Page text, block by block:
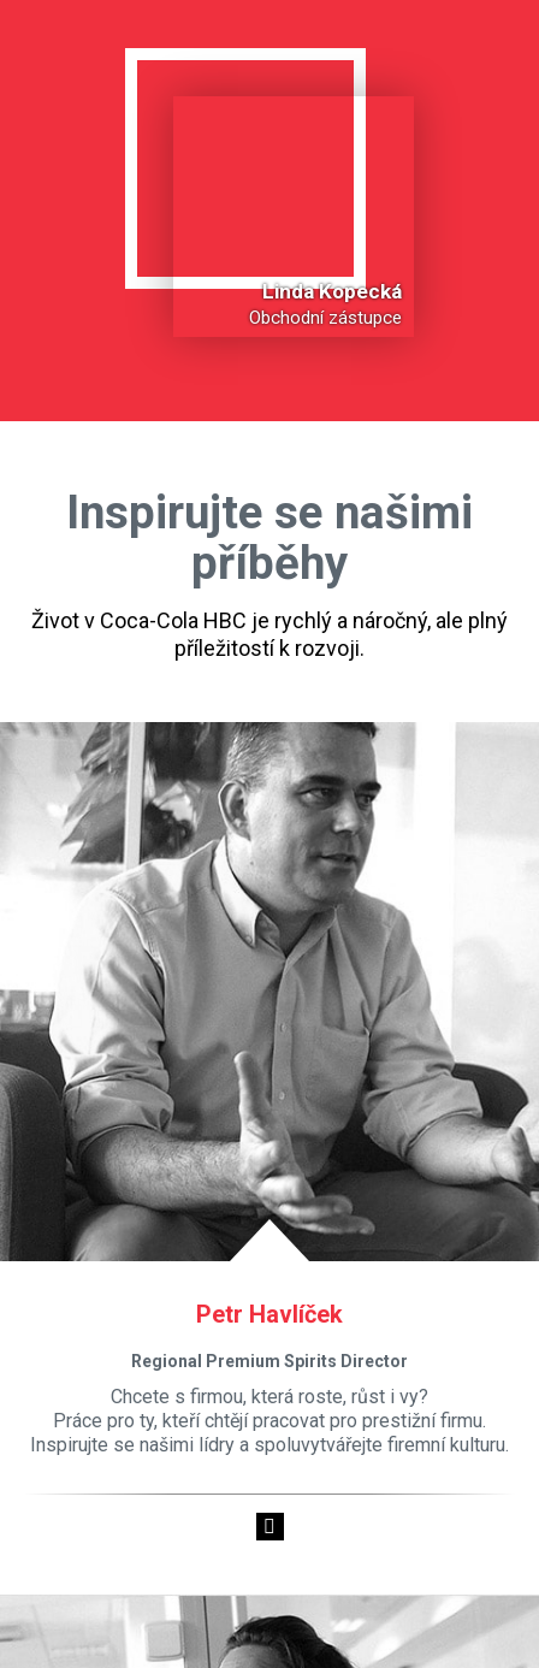
Linda Kopecká
Obchodní zástupce
Inspirujte se našimi
příběhy
Život v Coca-Cola HBC je rychlý a náročný, ale plný
příležitostí k rozvoji.
Petr Havlíček
Regional Premium Spirits Director
Chcete s firmou, která roste, růst i vy?
Práce pro ty, kteří chtějí pracovat pro prestižní firmu.
Inspirujte se našimi lídry a spoluvytvářejte firemní kulturu